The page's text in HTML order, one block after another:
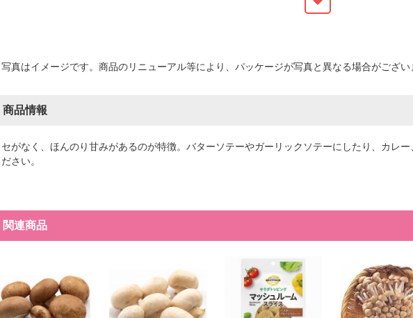
真はイメージです。商品のリニューアル等により、パッケージが写真と異なる場合がござい
商品情報
セがなく、ほんのり甘みがあるのが特徴。バターソテーやガーリックソテーにしたり、カレ
さい。
関連商品